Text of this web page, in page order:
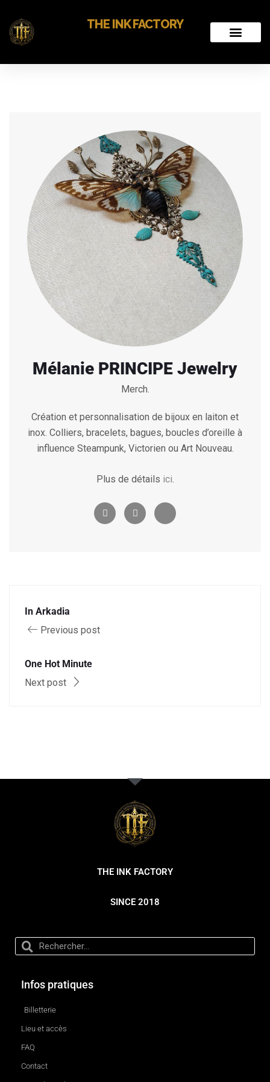
THE INK FACTORY
Mélanie PRINCIPE Jewelry
Merch.
Création et personnalisation de bijoux en laiton et
inox. Colliers, bracelets, bagues, boucles d’oreille à
influence Steampunk, Victorien ou Art Nouveau.
Plus de détails ici.
In Arkadia
Previous post
One Hot Minute
Next post
THE INK FACTORY
SINCE 2018
Infos pratiques
Billetterie
Lieu et accès
FAQ
Contact